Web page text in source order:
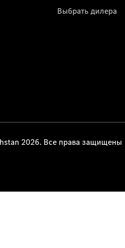
Выбрать дилера
2026. Все права защищены